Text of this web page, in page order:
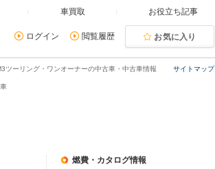
車買取 お役立ち記事
ログイン 閲覧履歴 お気に入り
サイトマップ
ツーリング・ワンオーナーの中古車・中古車情報
燃費・カタログ情報